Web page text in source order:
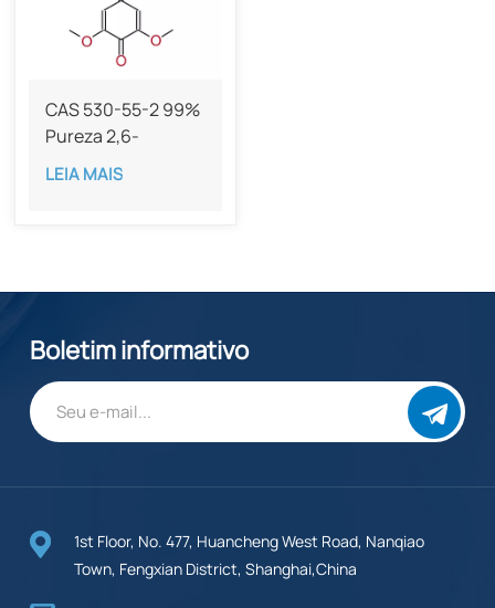
CAS 530-55-2 99%
Pureza 2,6-
Dimetoxibenzoquinona
LEIA MAIS
Boletim informativo
1st Floor, No. 477, Huancheng West Road, Nanqiao
Town, Fengxian District, Shanghai,China